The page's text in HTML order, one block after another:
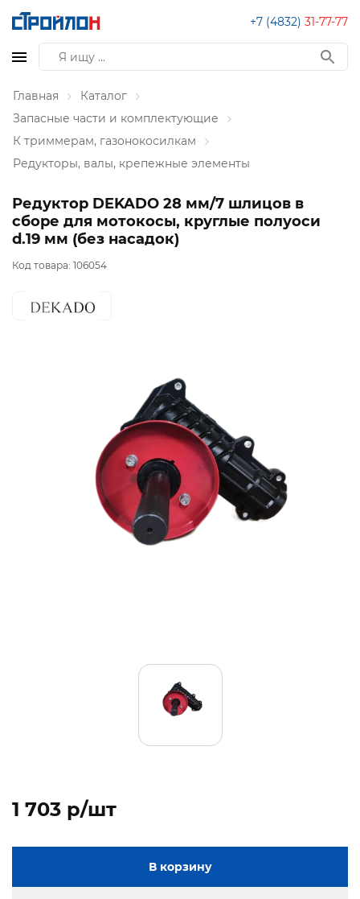
+7 (4832) 31-77-77
Главная
Каталог
Запасные части и комплектующие
К триммерам, газонокосилкам
Редукторы, валы, крепежные элементы
Редуктор DEKADO 28 мм/7 шлицов в
сборе для мотокосы, круглые полуоси
d.19 мм (без насадок)
Код товара: 106054
1 703 p/шт
В корзину